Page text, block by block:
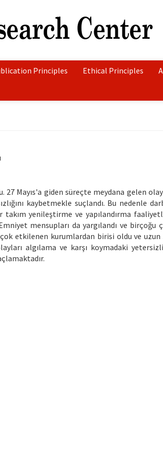
Principles Ethical Principles
27 Mayıs'a giden süreçte meydana gelen
kaybetmekle suçlandı. Bu nedenle
yenileştirme ve yapılandırma
mensupları da yargılandı ve birçoğu
etkilenen kurumlardan birisi oldu ve uzun
algılama ve karşı koymadaki